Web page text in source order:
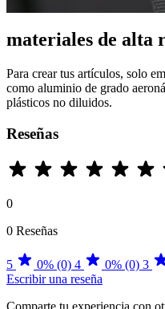
materiales de alta
Para crear tus artículos, solo
como aluminio de grado
plásticos no diluidos.
Reseñas
0
0 Reseñas
5 0% (0) 4 0% (0) 3
Escribir una reseña
Comparte tu experiencia con